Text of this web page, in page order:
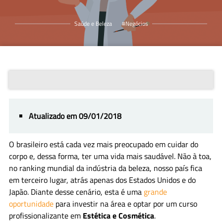
Saúde e Beleza #Negócios
Atualizado em 09/01/2018
O brasileiro está cada vez mais preocupado em cuidar do
corpo e, dessa forma, ter uma vida mais saudável. Não à toa,
no ranking mundial da indústria da beleza, nosso país fica
em terceiro lugar, atrás apenas dos Estados Unidos e do
Japão. Diante desse cenário, esta é uma grande
oportunidade para investir na área e optar por um curso
profissionalizante em Estética e Cosmética.